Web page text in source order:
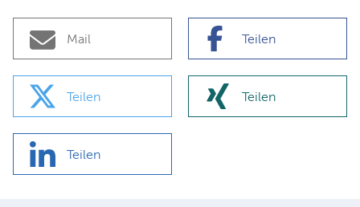
Mail Teilen
Teilen Teilen
Teilen